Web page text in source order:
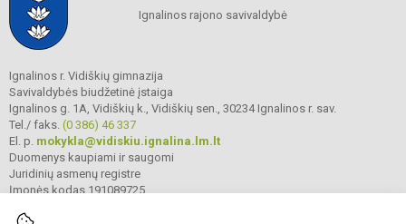
Ignalinos rajono savivaldybė
Ignalinos r. Vidiškių gimnazija
Savivaldybės biudžetinė įstaiga
Ignalinos g. 1A, Vidiškių k., Vidiškių sen., 30234 Ignalinos r. sav.
Tel./ faks. (0 386) 46 337
El. p. mokykla@vidiskiu.ignalina.lm.lt
Duomenys kaupiami ir saugomi
Juridinių asmenų registre
Įmonės kodas 191089725